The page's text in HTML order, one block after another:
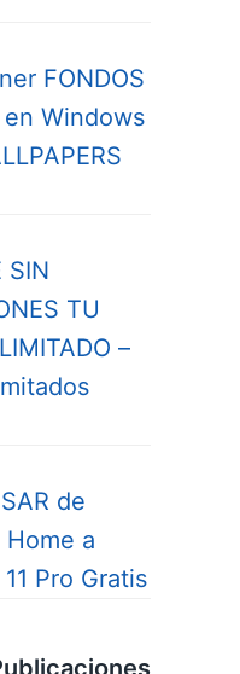
FONDOS
en Windows
SIN
TU
–
de
Home a
Pro Gratis